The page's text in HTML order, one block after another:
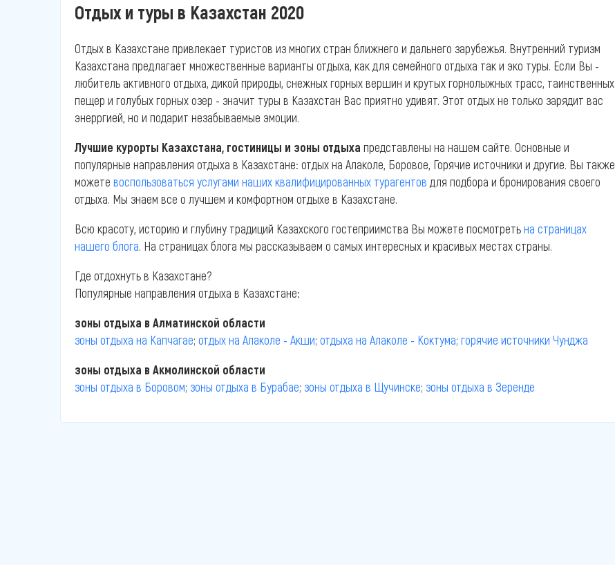
Отдых и туры в Казахстан 2020
Отдых в Казахстане привлекает туристов из многих стран ближнего и дальнего зарубежья. Внутренний туризм
Казахстана предлагает множественные варианты отдыха, как для семейного отдыха так и эко туры. Если Вы -
любитель активного отдыха, дикой природы, снежных горных вершин и крутых горнолыжных трасс, таинственных
пещер и голубых горных озер - значит туры в Казахстан Вас приятно удивят. Этот отдых не только зарядит вас
энерргией, но и подарит незабываемые эмоции.
Лучшие курорты Казахстана, гостиницы и зоны отдыха представлены на нашем сайте. Основные и
популярные направления отдыха в Казахстане: отдых на Алаколе, Боровое, Горячие источники и другие. Вы также
можете воспользоваться услугами наших квалифицированных турагентов для подбора и бронирования своего
отдыха. Мы знаем все о лучшем и комфортном отдыхе в Казахстане.
Всю красоту, историю и глубину традиций Казахского гостеприимства Вы можете посмотретьна страницах
нашего блога. На страницах блога мы рассказываем о самых интересных и красивых местах страны.
Где отдохнуть в Казахстане?
Популярные направления отдыха в Казахстане:
зоны отдыха в Алматинской области
зоны отдыха на Капчагае; отдых на Алаколе - Акши; отдыха на Алаколе - Коктума; горячие источники Чунджа
зоны отдыха в Акмолинской области
зоны отдыха в Боровом; зоны отдыха в Бурабае; зоны отдыха в Щучинске; зоны отдыха в Зеренде